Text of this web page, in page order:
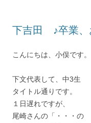
下吉田 ♪卒業、
こんにちは、小俣です。
下文代表して、中3生
タイトル通りです。
１日遅れですが、
尾崎さんの「・・・の